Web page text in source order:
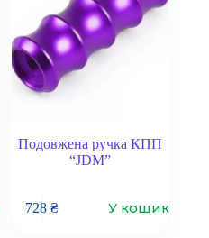
Подовжена ручка КПП
“JDM”
728 ₴ У кошик